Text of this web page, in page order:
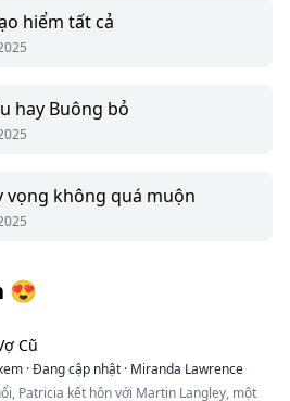
hiểm tất cả
hay Buông bỏ
vọng không quá muộn
😍
Cũ
·Đang cập nhật · Miranda Lawrence
Patricia kết hôn với Martin Langley, một